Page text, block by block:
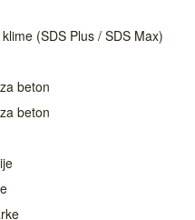
(SDS Plus / SDS Max)
beton
beton